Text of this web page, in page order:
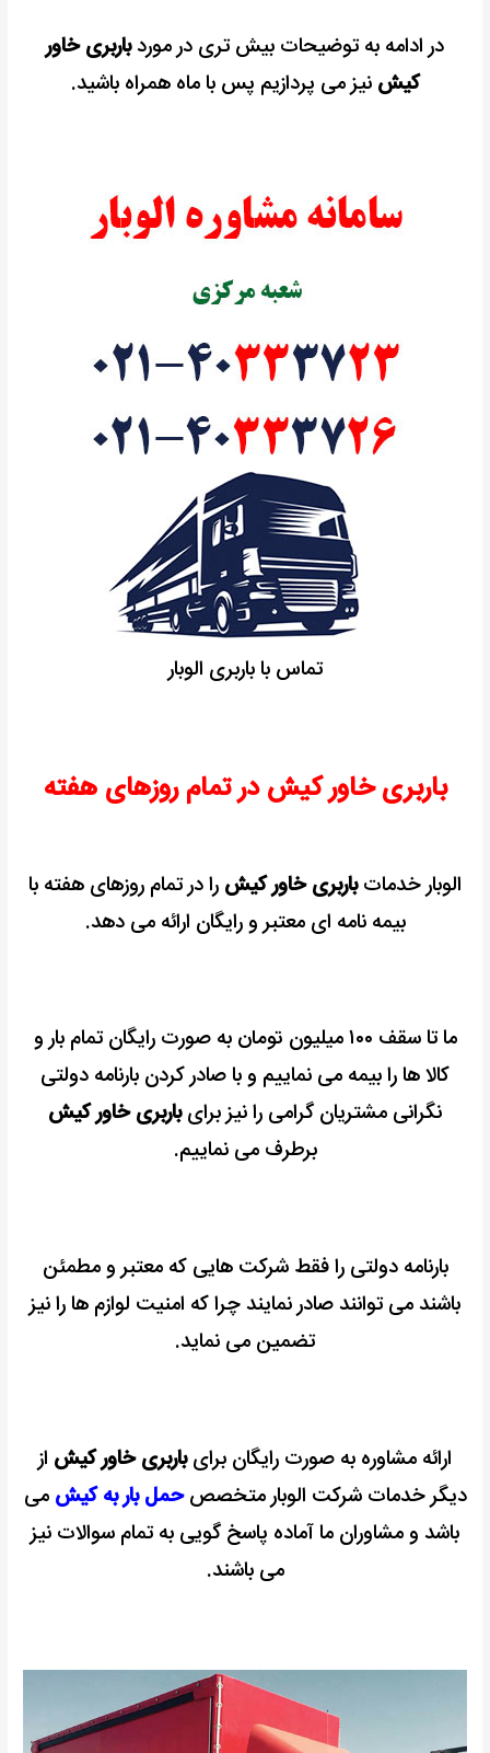
در ادامه به توضیحات بیش تری در موردباربری خاور
کیش نیز می پردازیم پس با ماه همراه باشید.
تماس با باربری الوبار
باربری خاور کیش در تمام روزهای هفته
الوبار خدماتباربری خاور کیش را در تمام روزهای هفته با
بیمه نامه ای معتبر و رایگان ارائه می دهد.
ما تا سقف ۱۰۰ میلیون تومان به صورت رایگان تمام بار و
کالا ها را بیمه می نماییم و با صادر کردن بارنامه دولتی
نگرانی مشتریان گرامی را نیز برایباربری خاور کیش
برطرف می نماییم.
بارنامه دولتی را فقط شرکت هایی که معتبر و مطمئن
باشند می توانند صادر نمایند چرا که امنیت لوازم ها را نیز
تضمین می نماید.
ارائه مشاوره به صورت رایگان برایباربری خاور کیش از
دیگر خدمات شرکت الوبار متخصصحمل بار به کیش می
باشد و مشاوران ما آماده پاسخ گویی به تمام سوالات نیز
می باشند.